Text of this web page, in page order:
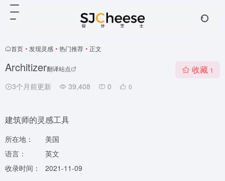
首页 • 发现灵感 • 热门推荐 • 正文
Architizer翻译站点
3个月前更新 39,408 0 0
收藏 1
建筑师的灵感工具
所在地：
美国
语言：
英文
收录时间：
2021-11-09